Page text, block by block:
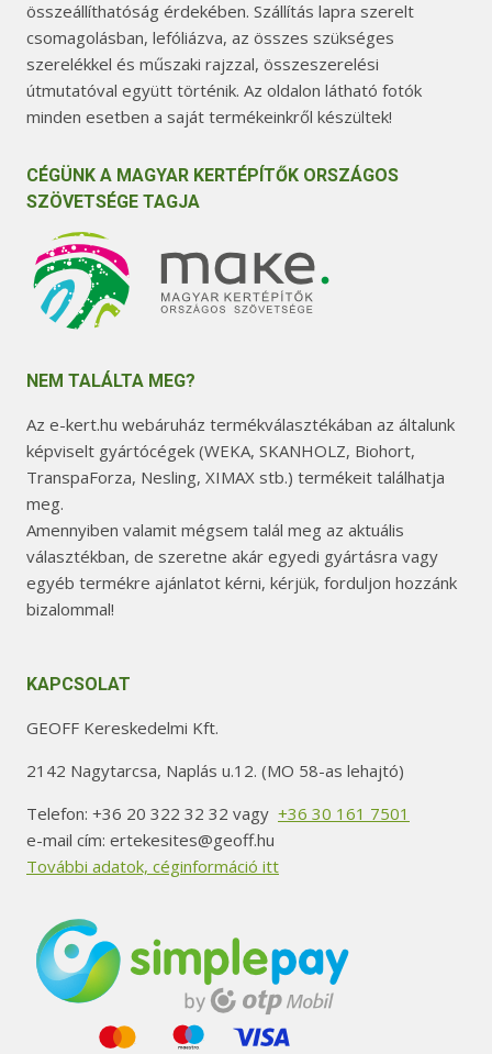
összeállíthatóság érdekében. Szállítás lapra szerelt
csomagolásban, lefóliázva, az összes szükséges
szerelékkel és műszaki rajzzal, összeszerelési
útmutatóval együtt történik. Az oldalon látható fotók
minden esetben a saját termékeinkről készültek!
CÉGÜNK A MAGYAR KERTÉPÍTŐK ORSZÁGOS
SZÖVETSÉGE TAGJA
NEM TALÁLTA MEG?
Az e-kert.hu webáruház termékválasztékában az általunk
képviselt gyártócégek (WEKA, SKANHOLZ, Biohort,
TranspaForza, Nesling, XIMAX stb.) termékeit találhatja
meg.
Amennyiben valamit mégsem talál meg az aktuális
választékban, de szeretne akár egyedi gyártásra vagy
egyéb termékre ajánlatot kérni, kérjük, forduljon hozzánk
bizalommal!
KAPCSOLAT
GEOFF Kereskedelmi Kft.
2142 Nagytarcsa, Naplás u.12. (MO 58-as lehajtó)
Telefon: +36 20 322 32 32 vagy +36 30 161 7501
e-mail cím: ertekesites@geoff.hu
További adatok, céginformáció itt